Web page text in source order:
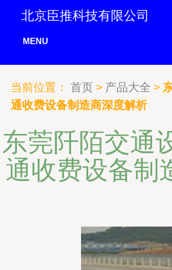
北京臣推科技有限公司
MENU
当前位置： 首页 > 产品大全 >
通收费设备制造商深度解析
东莞阡陌交通
通收费设备制